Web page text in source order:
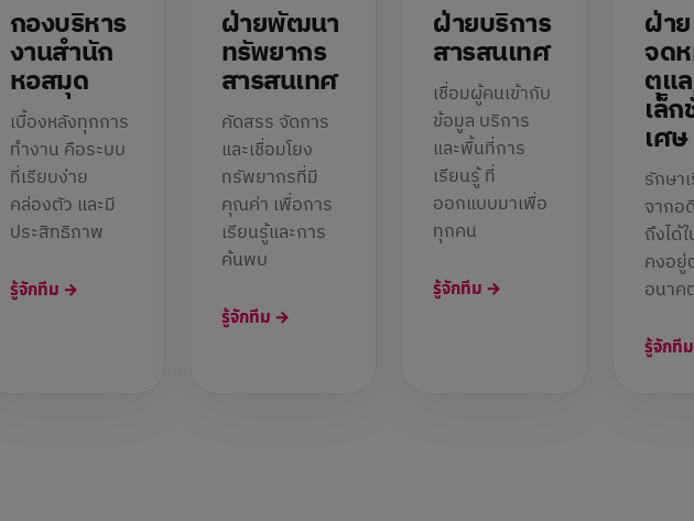
กองบริหาร
งานสำนัก
หอสมุด
เบื้องหลังทุกการ
ทำงาน คือระบบ
ที่เรียบง่าย
คล่องตัว และมี
ประสิทธิภาพ
รู้จักทีม →
ฝ่ายพัฒนา
ทรัพยากร
สารสนเทศ
คัดสรร จัดการ
และเชื่อมโยง
ทรัพยากรที่มี
คุณค่า เพื่อการ
เรียนรู้และการ
ค้นพบ
รู้จักทีม →
ฝ่ายบริการ
สารสนเทศ
เชื่อมผู้คนเข้ากับ
ข้อมูล บริการ
และพื้นที่การ
เรียนรู้ ที่
ออกแบบมาเพื่อ
ทุกคน
รู้จักทีม →
ฝ่าย
จด
ตุแ
เล็
เศษ
รักษา
จากอ
ถึงได้
คงอยู่
อนาค
รู้จักที